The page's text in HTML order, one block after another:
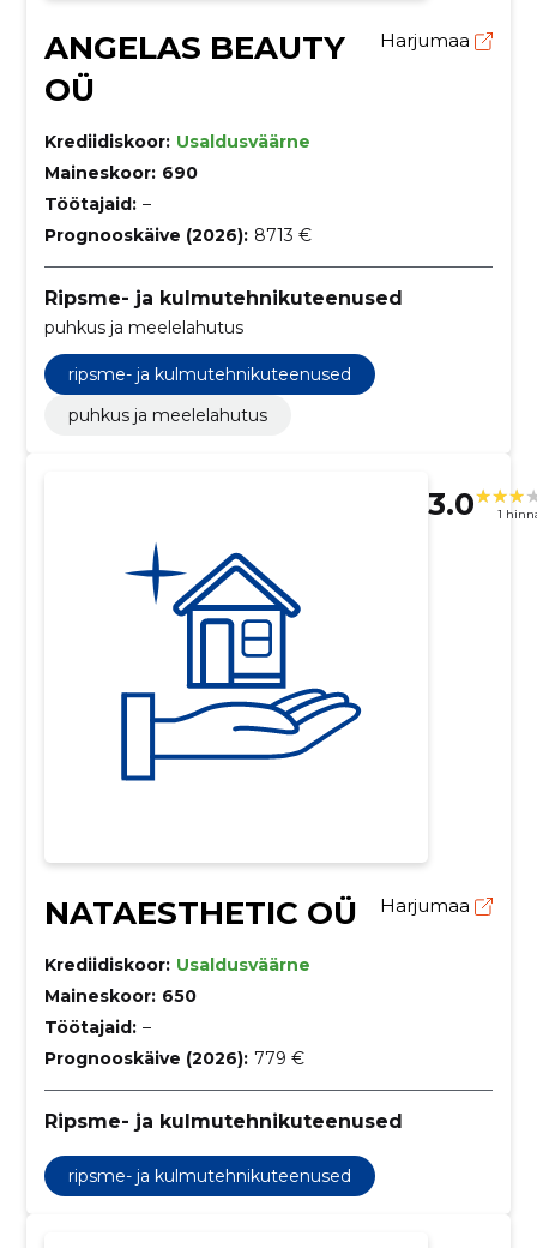
ANGELAS BEAUTY
OÜ
Harjumaa
Krediidiskoor: Usaldusväärne
Maineskoor: 690
Töötajaid: –
Prognooskäive (2026): 8713 €
Ripsme- ja kulmutehnikuteenused
puhkus ja meelelahutus
ripsme- ja kulmutehnikuteenused
puhkus ja meelelahutus
3.0 1
NATAESTHETIC OÜ Harjumaa
Krediidiskoor: Usaldusväärne
Maineskoor: 650
Töötajaid: –
Prognooskäive (2026): 779 €
Ripsme- ja kulmutehnikuteenused
ripsme- ja kulmutehnikuteenused